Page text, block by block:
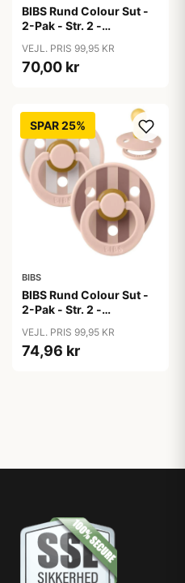
BIBS Rund Colour Sut -
2-Pak - Str. 2 -
Studio - Baby Blue/Dusty
Blue Mix
VEJL. PRIS 99,95 KR
70,00 kr
SPAR 25%
BIBS
BIBS Rund Colour Sut -
2-Pak - Str. 2 -
Studio - Blush Mix
VEJL. PRIS 99,95 KR
74,96 kr